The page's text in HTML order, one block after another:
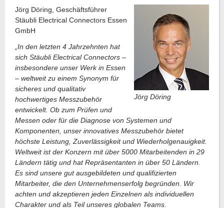
Jörg Döring
Jörg Döring, Geschäftsführer
Stäubli Electrical Connectors Essen
GmbH
„In den letzten 4 Jahrzehnten hat
sich Stäubli Electrical Connectors –
insbesondere unser Werk in Essen
– weltweit zu einem Synonym für
sicheres und qualitativ
hochwertiges Messzubehör
entwickelt. Ob zum Prüfen und
Messen oder für die Diagnose von Systemen und
Komponenten, unser innovatives Messzubehör bietet
höchste Leistung, Zuverlässigkeit und Wiederholgenauigkeit.
Weltweit ist der Konzern mit über 5000 Mitarbeitenden in 29
Ländern tätig und hat Repräsentanten in über 50 Ländern.
Es sind unsere gut ausgebildeten und qualifizierten
Mitarbeiter, die den Unternehmenserfolg begründen. Wir
achten und akzeptieren jeden Einzelnen als individuellen
Charakter und als Teil unseres globalen Teams.